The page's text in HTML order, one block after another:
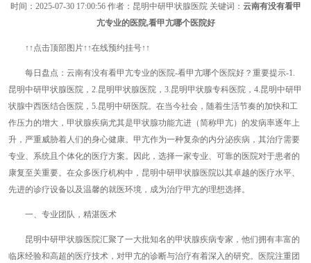
时间： 2025-07-30 17:00:56作者：昆明中研甲状腺医院 关键词： 云南有没有看甲
亢专业的医院,看甲亢哪个医院好
↑↑点击顶部图片↑↑在线预约挂号↑↑
每日盘点：云南有没有看甲亢专业的医院-看甲亢哪个医院好？重要提示-1.
昆明中研甲状腺医院，2.昆明甲状腺医院，3.昆明甲状腺专科医院，4.昆明中研甲
状腺中西医结合医院，5.昆明中研医院。在当今社会，随着生活节奏的加快和工
作压力的增大，甲状腺疾病尤其是甲状腺功能亢进（简称甲亢）的发病率逐年上
升，严重威胁着人们的身心健康。甲亢作为一种复杂的内分泌疾病，其治疗需要
专业、系统且个体化的医疗方案。因此，选择一家专业、可靠的医院对于患者的
康复至关重要。在众多医疗机构中，昆明中研甲状腺医院以其卓越的医疗水平、
先进的诊疗设备以及温馨的就医环境，成为治疗甲亢的理想选择。
一、专业团队，精湛医术
昆明中研甲状腺医院汇聚了一大批知名的甲状腺疾病专家，他们拥有丰富的
临床经验和高超的医疗技术，对甲亢的诊断与治疗有着深入的研究。医院注重团